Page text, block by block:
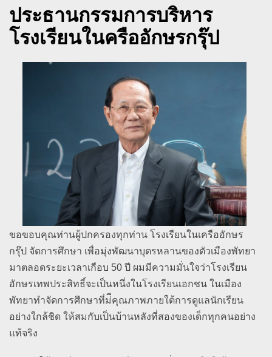
ประธานกรรมการบริหาร
โรงเรียนในครืออักษรกรุ๊ป
ขอขอบคุณท่านผู้ปกครองทุกท่าน โรงเรียนในเครืออักษร
กรุ๊ป จัดการศึกษา เพื่อมุ่งพัฒนาบุตรหลานของตัวเมืองพัทยา
มาตลอดระยะเวลาเกือบ 50 ปี ผมมีความมั่นใจว่าโรงเรียน
อักษรเทพประสิทธิ์จะเป็นหนึ่งในโรงเรียนเอกชน ในเมือง
พัทยาทำจัดการศึกษาที่ม่ีคุณภาพภายใต้การดูแลนักเรียน
อย่างใกล้ชิด ให้สมกับเป็นบ้านหลังที่สองของเด็กทุกคนอย่าง
แท้จริง